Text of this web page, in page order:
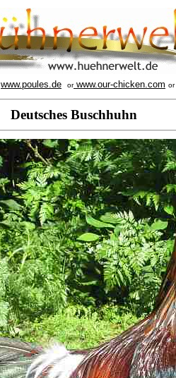
www.poules.de orwww.our-chicken.com or
Deutsches Buschhuhn